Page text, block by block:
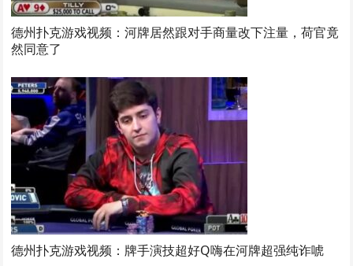
德州扑克游戏视频：河牌居然跟对手商量改下注量，荷官竟
然同意了
德州扑克游戏视频：牌手演技超好Q嗨在河牌超强纯诈唬